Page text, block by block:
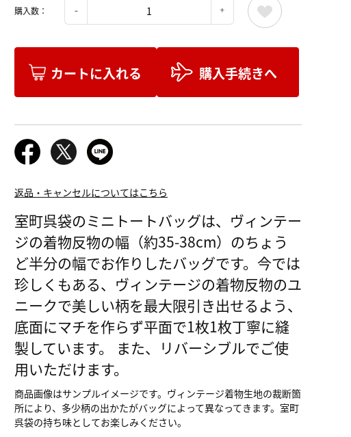
バッグの表地のアンティーク着物生地
購入数：
カートに入れる 購入手続きへ
返品・キャンセルについてはこちら
室町呉袋のミニトートバッグは、ヴィンテー
ジの着物反物の幅（約35-38cm）のちょう
ど半分の幅でお作りしたバッグです。今では
珍しくもある、ヴィンテージの着物反物のユ
ニークで美しい柄を最大限引き出せるよう、
底面にマチを作らず平面で1枚1枚丁寧に縫
製しています。 また、リバーシブルでご使
用いただけます。
商品画像はサンプルイメージです。ヴィンテージ着物生地の裁断箇
所により、多少柄の出かたがバッグによって異なってきます。室町
呉袋の持ち味としてお楽しみください。